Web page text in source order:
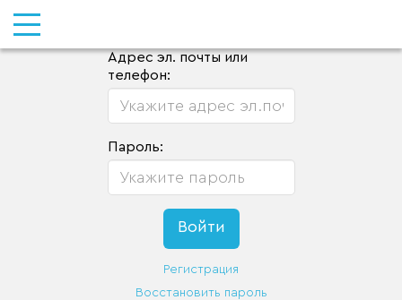
Адрес эл. почты или
телефон:
Пароль:
Регистрация
Восстановить пароль